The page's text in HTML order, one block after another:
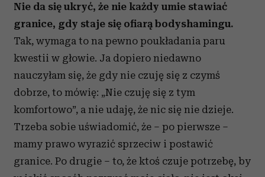
Nie da się ukryć, że nie każdy umie stawiać
granice, gdy staje się ofiarą bodyshamingu.
Tak, wymaga to na pewno poukładania paru
kwestii w głowie. Ja dopiero niedawno
nauczyłam się, że gdy nie czuję się z czymś
dobrze, to mówię: „Nie czuję się z tym
komfortowo”, a nie udaję, że nic się nie dzieje.
Trzeba sobie uświadomić, że – po pierwsze –
mamy prawo wyrazić sprzeciw i postawić
granice. Po drugie – to, że ktoś czuje potrzebę, by